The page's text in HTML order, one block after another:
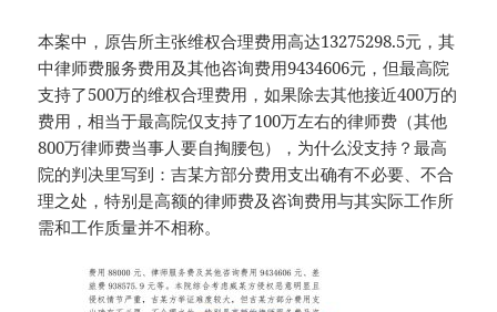
本案中，原告所主张维权合理费用高达13275298.5元，其
中律师费服务费用及其他咨询费用9434606元，但最高院
支持了500万的维权合理费用，如果除去其他接近400万的
费用，相当于最高院仅支持了100万左右的律师费（其他
800万律师费当事人要自掏腰包），为什么没支持？最高
院的判决里写到：吉某方部分费用支出确有不必要、不合
理之处，特别是高额的律师费及咨询费用与其实际工作所
需和工作质量并不相称。